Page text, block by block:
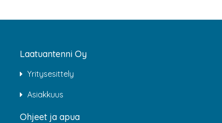
Laatuantenni Oy
Yritysesittely
Asiakkuus
Ohjeet ja apua